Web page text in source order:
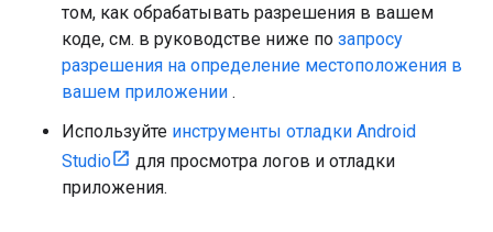
том, как обрабатывать разрешения в вашем
коде, см. в руководстве ниже по запросу
разрешения на определение местоположения в
вашем приложении .
Используйте инструменты отладки Android
Studio
для просмотра логов и отладки
приложения.